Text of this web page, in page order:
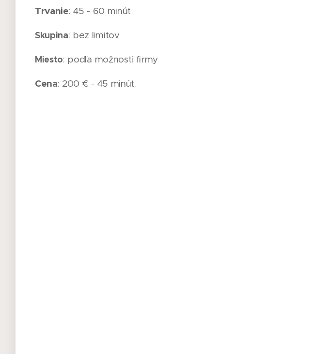
Trvanie: 45 - 60 minút
Skupina: bez limitov
Miesto: podľa možností firmy
Cena: 200 € - 45 minút.